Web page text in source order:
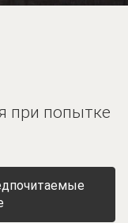
при попытке